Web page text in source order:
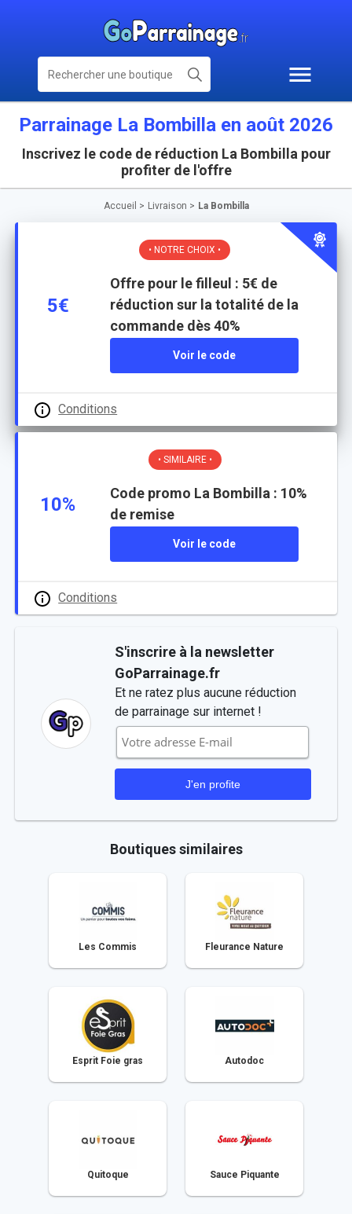
Parrainage La Bombilla en août 2026
Inscrivez le code de réduction La Bombilla pour
profiter de l'offre
Accueil > Livraison > La Bombilla
5€
• NOTRE CHOIX •
Offre pour le filleul : 5€ de
réduction sur la totalité de la
commande dès 40%
Voir le code
Conditions
10%
• SIMILAIRE •
Code promo La Bombilla : 10%
de remise
Voir le code
Conditions
S'inscrire à la newsletter
GoParrainage.fr
Et ne ratez plus aucune réduction
de parrainage sur internet !
Boutiques similaires
Les Commis Fleurance Nature
Esprit Foie gras Autodoc
Quitoque Sauce Piquante